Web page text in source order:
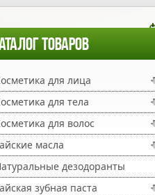
ТОВАРОВ
для лица
для тела
для волос
масла
дезодоранты
зубная паста